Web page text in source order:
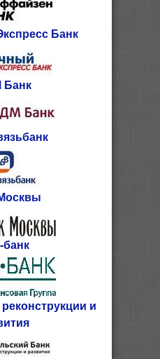
Банк
и